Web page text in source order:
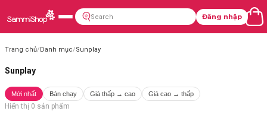
Đăng nhập
Trang chủ/Danh mục/Sunplay
Sunplay
Mới nhất Bán chạy Giá thấp → cao Giá cao → thấp
Hiển thị 0 sản phẩm